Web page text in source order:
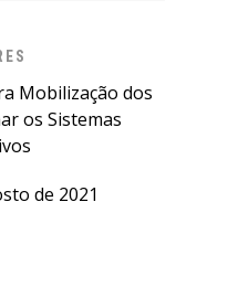
Mobilização dos
os Sistemas
de 2021